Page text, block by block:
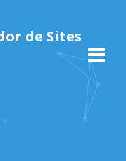
de Sites